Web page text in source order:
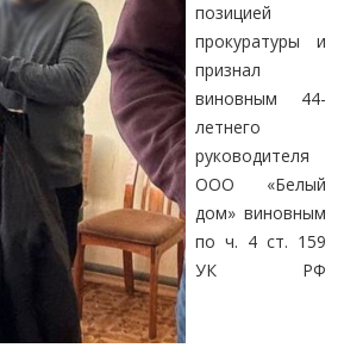
позицией
прокуратуры и
признал
виновным 44-
летнего
руководителя
ООО «Белый
дом» виновным
по ч. 4 ст. 159
УК РФ